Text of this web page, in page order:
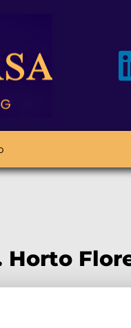
Horto